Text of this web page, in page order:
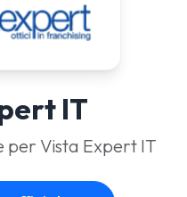
IT
per Vista Expert IT